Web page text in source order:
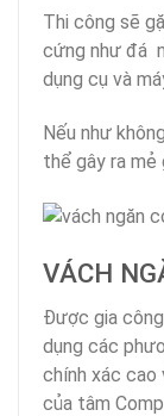
Thi công sẽ
cứng như đá
dụng cụ và
Nếu như
thể gây ra mẻ
VÁCH
Được gia
dụng các
chính xác cao
của tâm